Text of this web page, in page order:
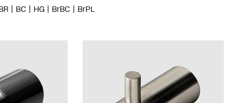
BC HG BrBC
BrPL